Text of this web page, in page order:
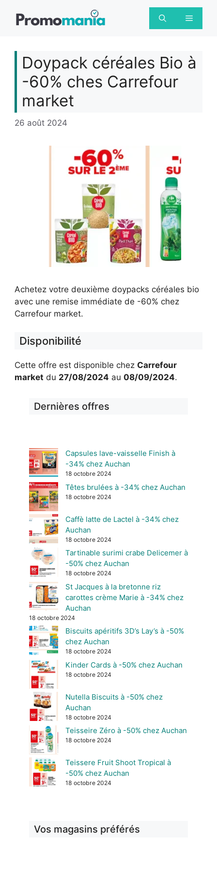
Menu
Doypack céréales Bio à
-60% ches Carrefour
market
26 août 2024
Achetez votre deuxième doypacks céréales bio
avec une remise immédiate de -60% chez
Carrefour market.
Disponibilité
Cette offre est disponible chez Carrefour
market du 27/08/2024 au 08/09/2024.
Dernières offres
Capsules lave-vaisselle Finish à
-34% chez Auchan
18 octobre 2024
Têtes brulées à -34% chez Auchan
18 octobre 2024
Caffè latte de Lactel à -34% chez
Auchan
18 octobre 2024
Tartinable surimi crabe Delicemer à
-50% chez Auchan
18 octobre 2024
St Jacques à la bretonne riz
carottes crème Marie à -34% chez
Auchan
18 octobre 2024
Biscuits apéritifs 3D’s Lay’s à -50%
chez Auchan
18 octobre 2024
Kinder Cards à -50% chez Auchan
18 octobre 2024
Nutella Biscuits à -50% chez
Auchan
18 octobre 2024
Teisseire Zéro à -50% chez Auchan
18 octobre 2024
Teissere Fruit Shoot Tropical à
-50% chez Auchan
18 octobre 2024
Vos magasins préférés